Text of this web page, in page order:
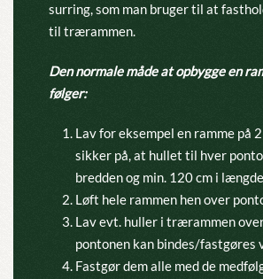
surring, som man bruger til at
til trærammen.
Den normale måde at opbygge en
følger:
Lav for eksempel en ramme på
sikker på, at hullet til hver
bredden og min. 120 cm i
Løft hele rammen hen over
Lav evt. huller i trærammen
pontonen kan bindes/fastgøres
Fastgør dem alle med de